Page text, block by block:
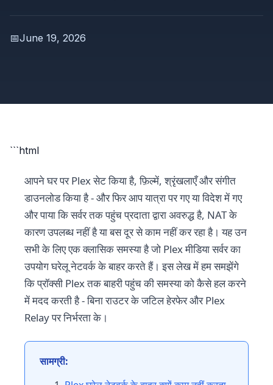
📅June 19, 2026
```html
आपने घर पर Plex सेट किया है, फ़िल्में, श्रृंखलाएँ और संगीत
डाउनलोड किया है - और फिर आप यात्रा पर गए या विदेश में गए
और पाया कि सर्वर तक पहुंच प्रदाता द्वारा अवरुद्ध है, NAT के
कारण उपलब्ध नहीं है या बस दूर से काम नहीं कर रहा है। यह उन
सभी के लिए एक क्लासिक समस्या है जो Plex मीडिया सर्वर का
उपयोग घरेलू नेटवर्क के बाहर करते हैं। इस लेख में हम समझेंगे
कि प्रॉक्सी Plex तक बाहरी पहुंच की समस्या को कैसे हल करने
में मदद करती है - बिना राउटर के जटिल हेरफेर और Plex
Relay पर निर्भरता के।
सामग्री: